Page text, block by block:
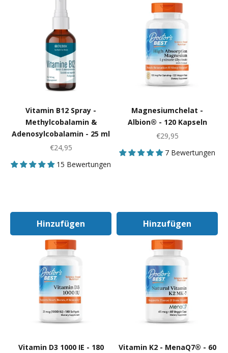
Vitamin B12 Spray -
Methylcobalamin &
Adenosylcobalamin - 25 ml
Angebot
€24,95
15 Bewertungen
In Den Warenkorb
Hinzufügen
Magnesiumchelat -
Albion® - 120 Kapseln
Angebot
€29,95
7 Bewertungen
In Den
Hinzufügen
Vitamin D3 1000 IE - 180
Vitamin K2 - MenaQ7® - 60